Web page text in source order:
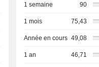
1 semaine 90
1 mois 75,43
Année en cours 49,08
1 an 46,71